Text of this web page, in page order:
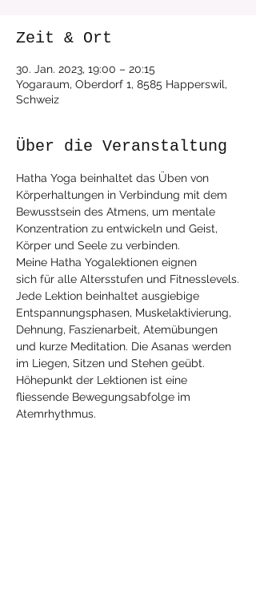
Zeit & Ort
30. Jan. 2023, 19:00 – 20:15
Yogaraum, Oberdorf 1, 8585 Happerswil,
Schweiz
Über die Veranstaltung
Hatha Yoga beinhaltet das Üben von
Körperhaltungen in Verbindung mit dem
Bewusstsein des Atmens, um mentale
Konzentration zu entwickeln und Geist,
Körper und Seele zu verbinden.
Meine Hatha Yogalektionen eignen
sich für alle Altersstufen und Fitnesslevels.
Jede Lektion beinhaltet ausgiebige
Entspannungsphasen, Muskelaktivierung,
Dehnung, Faszienarbeit, Atemübungen
und kurze Meditation. Die Asanas werden
im Liegen, Sitzen und Stehen geübt.
Höhepunkt der Lektionen ist eine
fliessende Bewegungsabfolge im
Atemrhythmus.